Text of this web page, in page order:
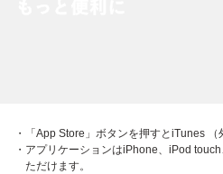
・「App Store」ボタンを押すとiTunes （
・アプリケーションはiPhone、iPod
ただけます。